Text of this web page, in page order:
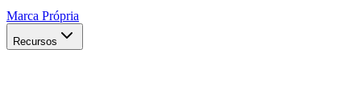
Marca Própria
Recursos